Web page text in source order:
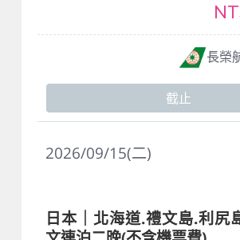
長榮
截止
2026/09/15(二)
日本｜北海道.禮文島.利尻